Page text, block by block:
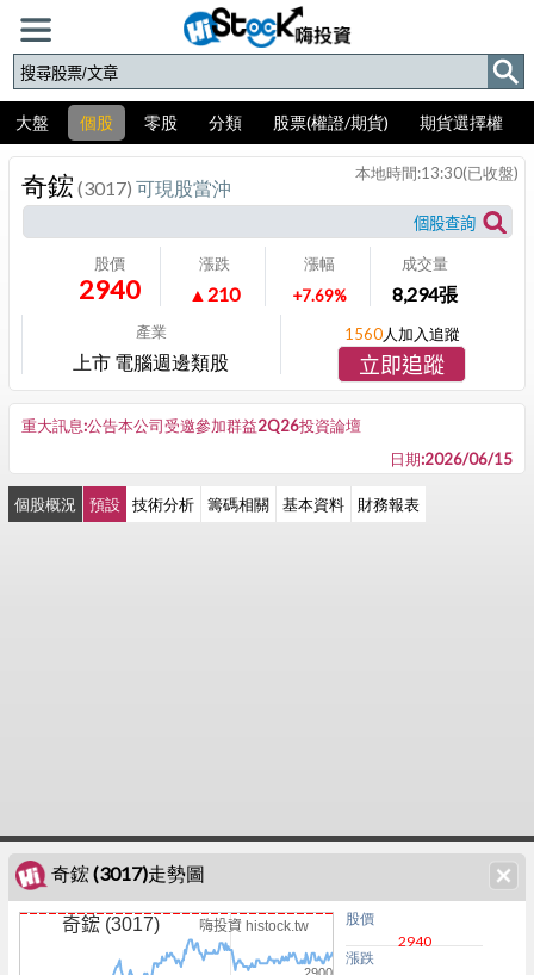
大盤 個股 零股 分類 股票(權證/期貨) 期貨選擇權
奇鋐 (3017) 可現股當沖
股價
2940
漲跌
▲210
漲幅
+7.69%
成交量
8,294張
產業
上市 電腦週邊類股
本地時間:13:30(已收盤)
1560人加入追蹤
立即追蹤
重大訊息:公告本公司受邀參加群益2Q26投資論壇
日期:2026/06/15
個股概況 預設 技術分析 籌碼相關 基本資料 財務報表
奇鋐 (3017)走勢圖
奇鋐 (3017) 嗨投資 histock.tw
股價
2940
漲跌